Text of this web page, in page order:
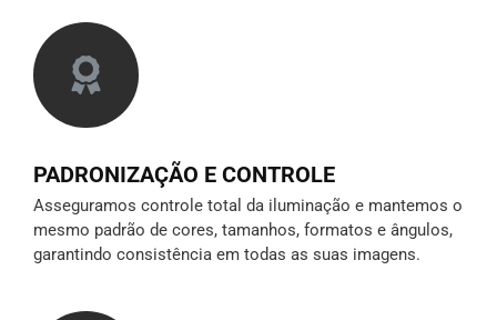
PADRONIZAÇÃO E CONTROLE
Asseguramos controle total da iluminação e mantemos o
mesmo padrão de cores, tamanhos, formatos e ângulos,
garantindo consistência em todas as suas imagens.